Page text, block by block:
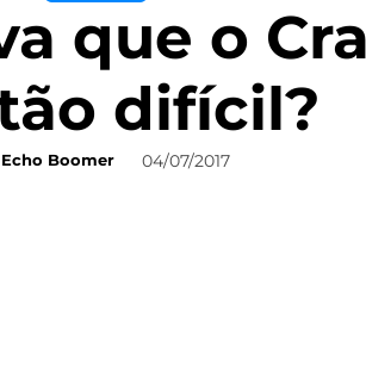
que o
difícil?
Echo Boomer 04/07/2017